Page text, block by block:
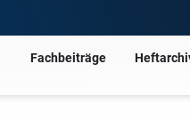
Fachbeiträge